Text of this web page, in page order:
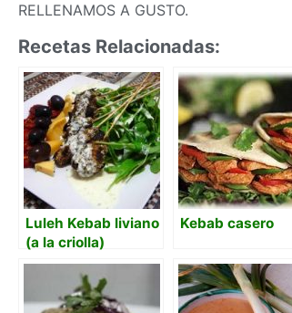
RELLENAMOS A GUSTO.
Recetas Relacionadas:
Luleh Kebab liviano
(a la criolla)
Kebab casero